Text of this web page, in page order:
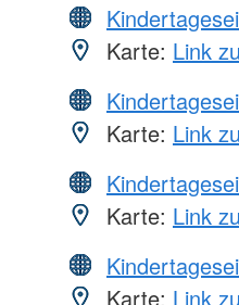
Karte: Link
Karte: Link
Karte: Link
Karte: Link